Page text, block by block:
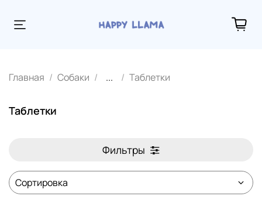
Главная Собаки ... Таблетки
Таблетки
Фильтры